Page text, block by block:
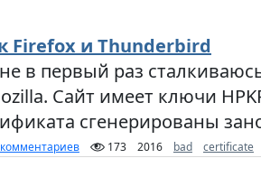
Firefox и Thunderbird
в первый раз
Сайт имеет ключи
сгенерированы
173 2016 bad certificate